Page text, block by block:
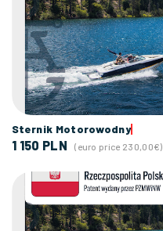
Sternik Motorowodny
1 150 PLN (euro price 230,00€)